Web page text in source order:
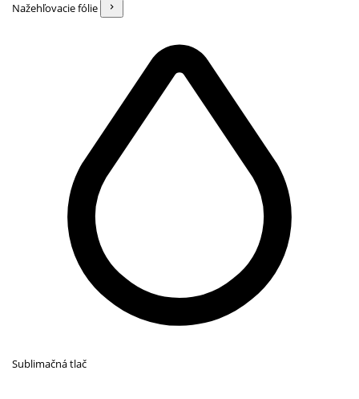
Nažehľovacie fólie
Sublimačná tlač